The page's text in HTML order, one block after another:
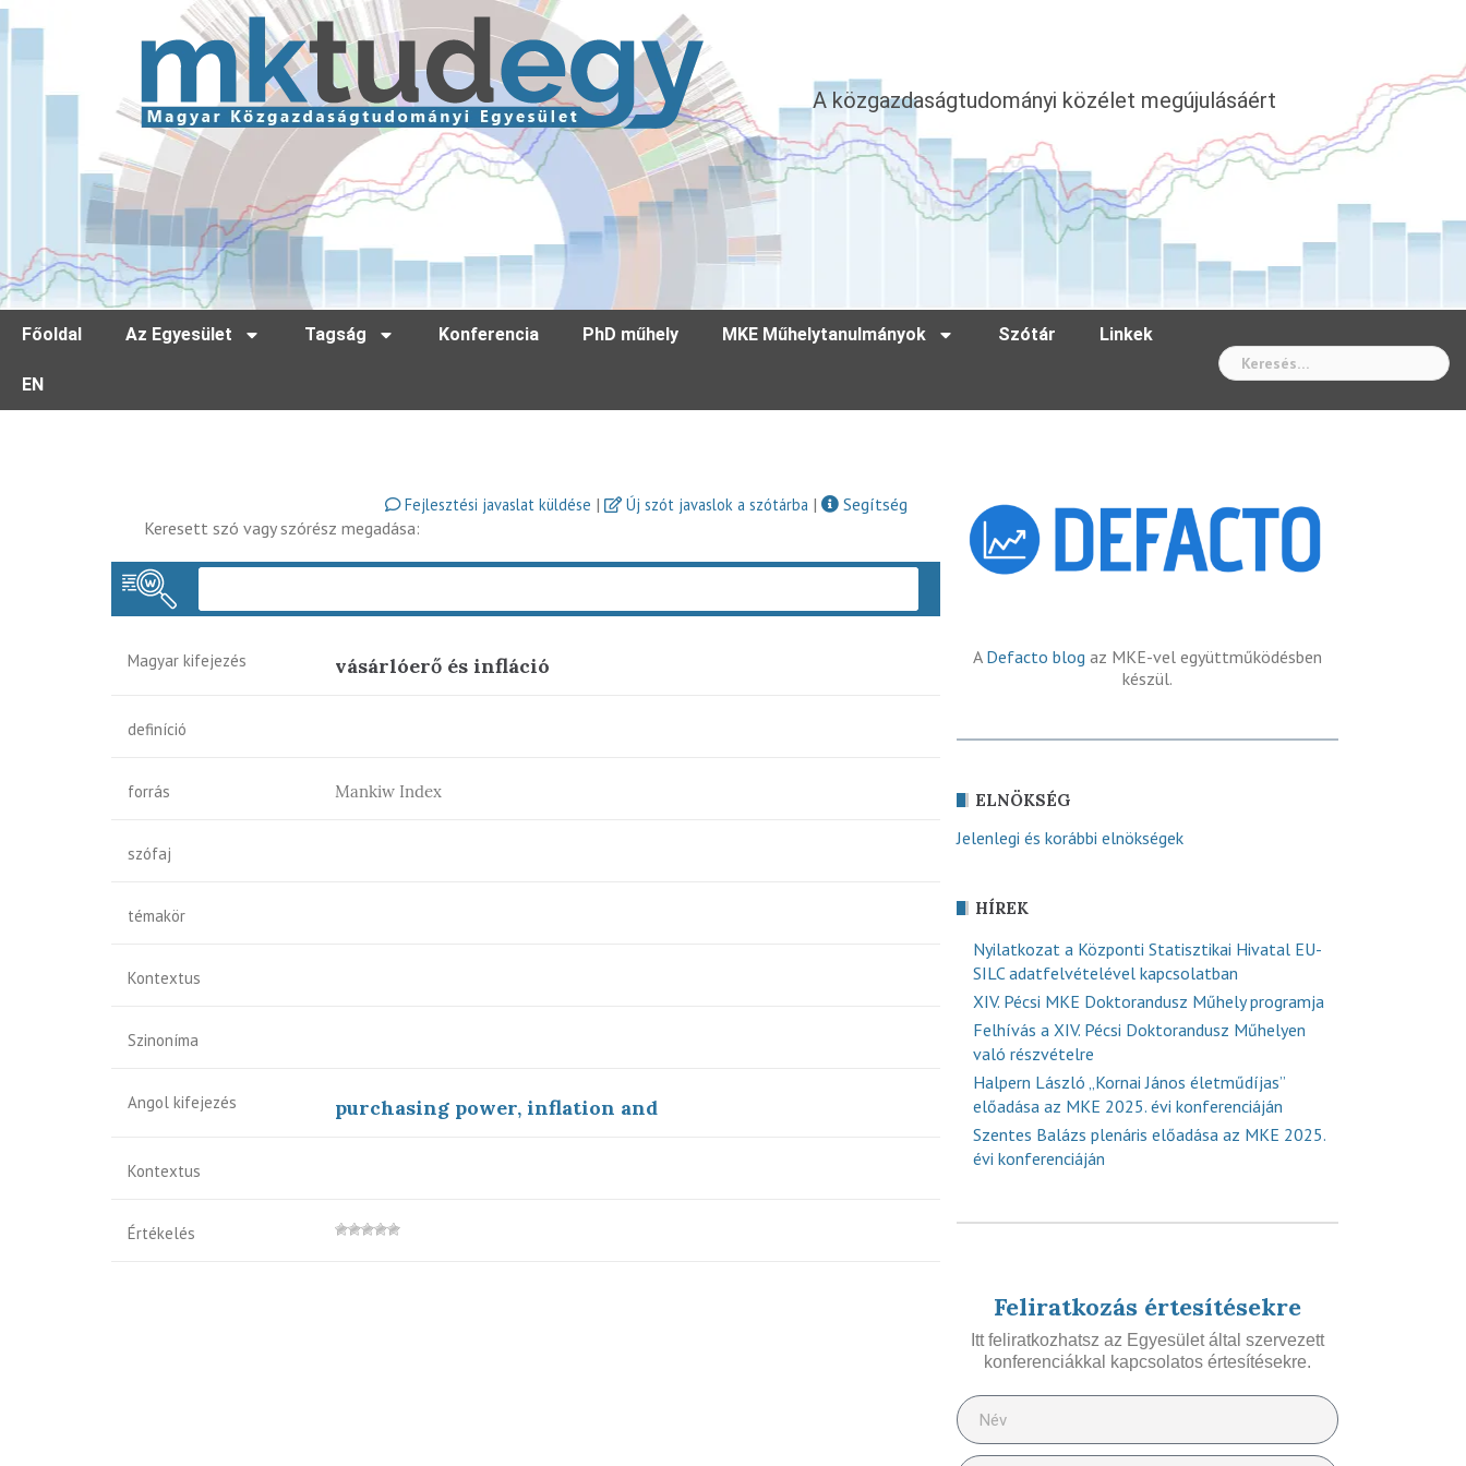
A közgazdaságtudományi közélet megújulásáért
Főoldal Az Egyesület Tagság Konferencia PhD műhely MKE Műhelytanulmányok Szótár Linkek
EN
Fejlesztési javaslat küldése | Új szót javaslok a szótárba |
Segítség
Keresett szó vagy szórész megadása:
Magyar kifejezés vásárlóerő és infláció
definíció
forrás Mankiw Index
szófaj
témakör
Kontextus
Szinoníma
Angol kifejezés purchasing power, inflation and
Kontextus
Értékelés
A Defacto blog az MKE-vel együttműködésben
készül.
ELNÖKSÉG
Jelenlegi és korábbi elnökségek
HÍREK
Nyilatkozat a Központi Statisztikai Hivatal EU-
SILC adatfelvételével kapcsolatban
XIV. Pécsi MKE Doktorandusz Műhely programja
Felhívás a XIV. Pécsi Doktorandusz Műhelyen
való részvételre
Halpern László „Kornai János életműdíjas”
előadása az MKE 2025. évi konferenciáján
Szentes Balázs plenáris előadása az MKE 2025.
évi konferenciáján
Feliratkozás értesítésekre
Itt feliratkozhatsz az Egyesület által szervezett
konferenciákkal kapcsolatos értesítésekre.